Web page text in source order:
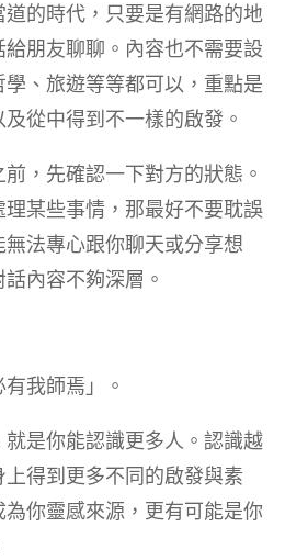
的時代，只要是有網路的地
朋友聊聊。內容也不需要設
、旅遊等等都可以，重點是
從中得到不一樣的啟發。
，先確認一下對方的狀態。
某些事情，那最好不要耽誤
法專心跟你聊天或分享想
內容不夠深層。
我師焉」。
是你能認識更多人。認識越
得到更多不同的啟發與素
你靈感來源，更有可能是你